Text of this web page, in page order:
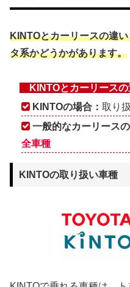
KINTOとカーリースの違
タ系かどうかがあります。
KINTOとカーリース
KINTOの場合：取り
一般的なカーリース
全車種
KINTOの取り扱い車種